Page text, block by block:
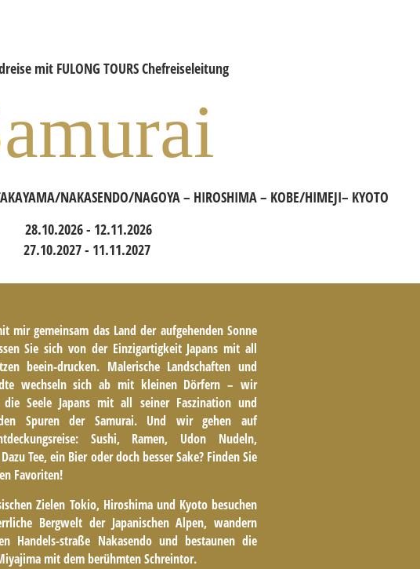
mit FULONG TOURS Chefreiseleitung
NAKASENDO/NAGOYA – HIROSHIMA – KOBE/HIMEJI– KYOTO
28.10.2026 - 12.11.2026
27.10.2027 - 11.11.2027
mir gemeinsam das Land der aufgehenden Sonne
Sie sich von der Einzigartigkeit Japans mit all
beein-drucken. Malerische Landschaften und
wechseln sich ab mit kleinen Dörfern – wir
Seele Japans mit all seiner Faszination und
Spuren der Samurai. Und wir gehen auf
Sushi, Ramen, Udon Nudeln,
Tee, ein Bier oder doch besser Sake? Finden Sie
Favoriten!
Zielen Tokio, Hiroshima und Kyoto besuchen
Bergwelt der Japanischen Alpen, wandern
Handels-straße Nakasendo und bestaunen die
mit dem berühmten Schreintor.